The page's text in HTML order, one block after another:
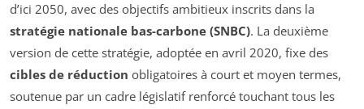
d’ici 2050, avec des objectifs ambitieux inscrits dans la
stratégie nationale bas-carbone (SNBC). La deuxième
version de cette stratégie, adoptée en avril 2020, fixe des
cibles de réduction obligatoires à court et moyen termes,
soutenue par un cadre législatif renforcé touchant tous les